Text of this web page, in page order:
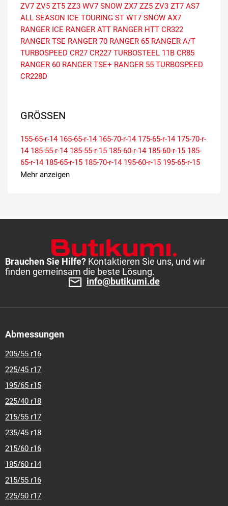
ZV7 ZV5 ZT5 ZZ3 WV7 SNOW ZX7 ZZ5 ZV3 ZT7 AS7
ALL SEASON ICE TOURING ST WT7 SNOW AX7
RANGER ICE RANGER ATT RANGER HTT CR322
RANGER TSE RANGER 70 RANGER 65 RANGER A/T
TURBOSPEED CR27 CR227 TURBOSTEEL 11B CR85
RANGER 60 RANGER TSE+ RANGER 55 TURBOSPEED
CR228D
GRÖSSEN
155-65-r-14 165-65-r-14 165-70-r-14 175-65-r-14 175-70-r-
14 185-55-r-14 185-55-r-15 185-60-r-14 185-60-r-15 185-
65-r-14 185-65-r-15 185-70-r-14 195-60-r-15 195-65-r-15
205-55-r-16 205-65-r-15
Mehr anzeigen
Brauchen Sie Hilfe? Kontaktieren Sie uns, und wir
finden gemeinsam die beste Lösung.
info@butikumi.de
Abmessungen
205/55 r16
225/45 r17
195/65 r15
225/40 r18
215/55 r17
235/45 r18
215/60 r16
185/60 r14
215/55 r16
225/50 r17